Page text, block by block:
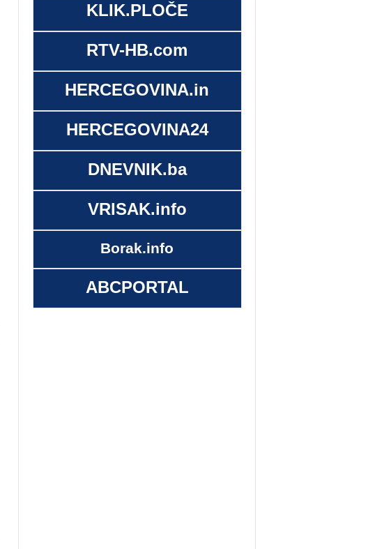
KLIK.PLOČE
RTV-HB.com
HERCEGOVINA.in
HERCEGOVINA24
DNEVNIK.ba
VRISAK.info
Borak.info
ABCPORTAL